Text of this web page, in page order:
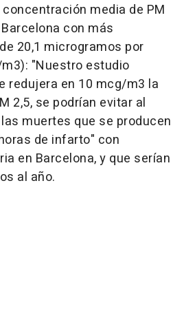
concentración media de PM
con más
20,1 microgramos por
"Nuestro estudio
redujera en 10 mcg/m3 la
2,5, se podrían evitar al
muertes que se producen
de infarto" con
en Barcelona, y que serían
al año.